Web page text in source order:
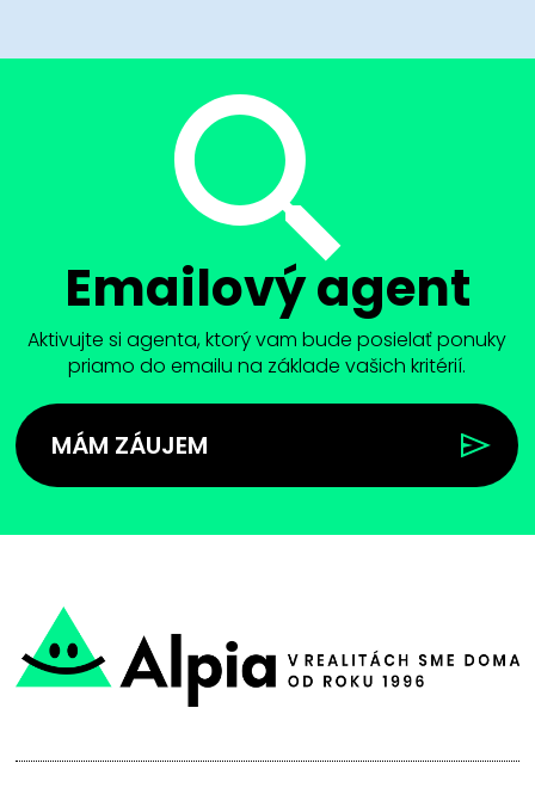
Emailový agent
Aktivujte si agenta, ktorý vam bude posielať ponuky
priamo do emailu na základe vašich kritérií.
MÁM ZÁUJEM